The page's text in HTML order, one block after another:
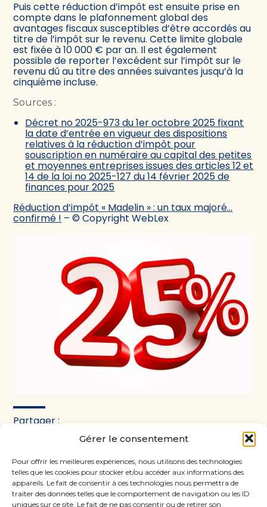
Gérer le consentement
Pour offrir les meilleures expériences, nous utilisons des technologies
telles que les cookies pour stocker et/ou accéder aux informations des
appareils. Le fait de consentir à ces technologies nous permettra de
traiter des données telles que le comportement de navigation ou les ID
uniques sur ce site. Le fait de ne pas consentir ou de retirer son
Puis cette réduction d’impôt est ensuite prise en
compte dans le plafonnement global des
avantages fiscaux susceptibles d’être accordés au
titre de l’impôt sur le revenu. Cette limite globale
est fixée à 10 000 € par an. Il est également
possible de reporter l’excédent sur l’impôt sur le
revenu dû au titre des années suivantes jusqu’à la
cinquième incluse.
Sources :
Décret no 2025-973 du 1er octobre 2025 fixant
la date d’entrée en vigueur des dispositions
relatives à la réduction d’impôt pour
souscription en numéraire au capital des petites
et moyennes entreprises issues des articles 12 et
14 de la loi no 2025-127 du 14 février 2025 de
finances pour 2025
Réduction d’impôt « Madelin » : un taux majoré…
confirmé ! – © Copyright WebLex
Partager :
FaceBook
TwitterLinkedIn